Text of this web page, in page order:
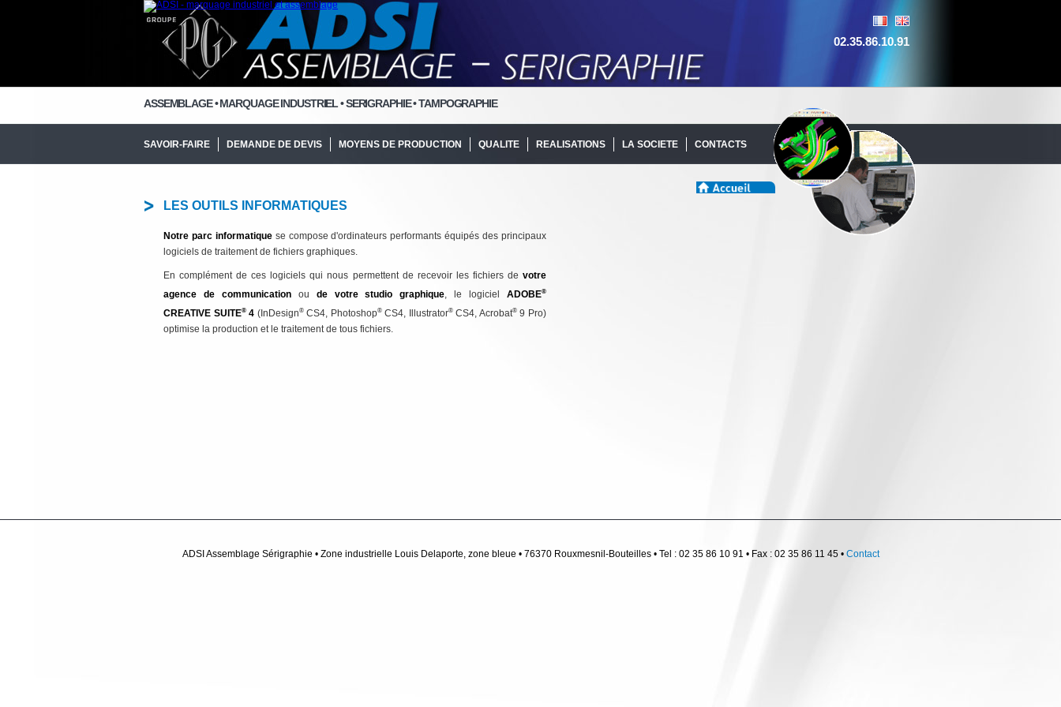
02.35.86.10.91
ASSEMBLAGE•MARQUAGE INDUSTRIEL • SERIGRAPHIE • TAMPOGRAPHIE
SAVOIR-FAIRE DEMANDE DE DEVIS MOYENS DE PRODUCTION QUALITE REALISATIONS LA SOCIETE CONTACTS
LES OUTILS INFORMATIQUES
Notre parc informatiquese compose d'ordinateurs performants équipés des principaux
logiciels de traitement de fichiers graphiques.
En complément de ces logiciels qui nous permettent de recevoir les fichiers de votre
agence de communicationou de votre studio graphique, le logicielADOBE®
CREATIVE SUITE®4 (InDesign®CS4, Photoshop®CS4, Illustrator®CS4, Acrobat®9 Pro)
optimise la production et le traitement de tous fichiers.
ADSI Assemblage Sérigraphie • Zone industrielle Louis Delaporte, zone bleue • 76370 Rouxmesnil-Bouteilles • Tel : 02 35 86 10 91 • Fax : 02 35 86 11 45 • Contact